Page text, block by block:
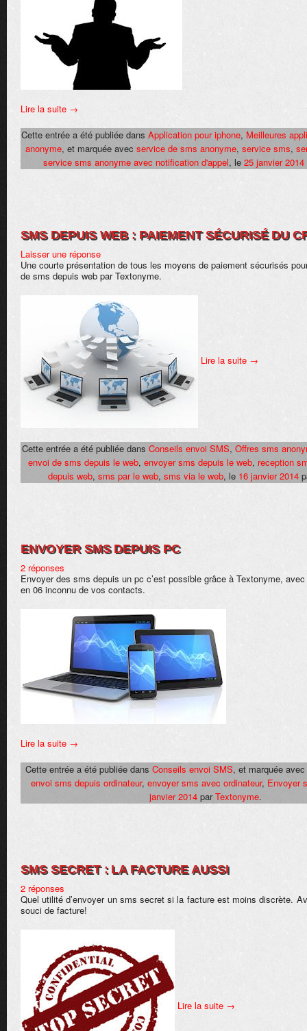
Lire la suite →
Cette entrée a été publiée dans Application pour iphone, Meilleures
anonyme, et marquée avec service de sms anonyme, service sms,
service sms anonyme avec notification d'appel, le 25 janvier 2014
SMS DEPUIS WEB : PAIEMENT SÉCURISÉ DU
Laisser une réponse
Une courte présentation de tous les moyens de paiement sécurisés
de sms depuis web par Textonyme.
Lire la suite →
Cette entrée a été publiée dans Conseils envoi SMS, Offres sms
envoi de sms depuis le web, envoyer sms depuis le web, reception
depuis web, sms par le web, sms via le web, le 16 janvier 2014
ENVOYER SMS DEPUIS PC
2 réponses
Envoyer des sms depuis un pc c’est possible grâce à Textonyme,
en 06 inconnu de vos contacts.
Lire la suite →
Cette entrée a été publiée dans Conseils envoi SMS, et marquée avec
envoi sms depuis ordinateur, envoyer sms avec ordinateur, Envoyer
janvier 2014 parTextonyme.
SMS SECRET : LA FACTURE AUSSI
2 réponses
Quel utilité d’envoyer un sms secret si la facture est moins discrète.
souci de facture!
Lire la suite →